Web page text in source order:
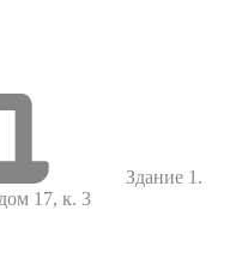
Здание 1.
17, к. 3